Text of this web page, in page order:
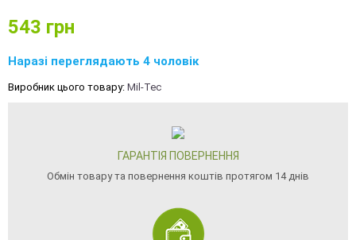
543 грн
Наразі переглядають 4 чоловік
Виробник цього товару: Mil-Tec
ГАРАНТІЯ ПОВЕРНЕННЯ
Обмін товару та повернення коштів протягом 14 днів